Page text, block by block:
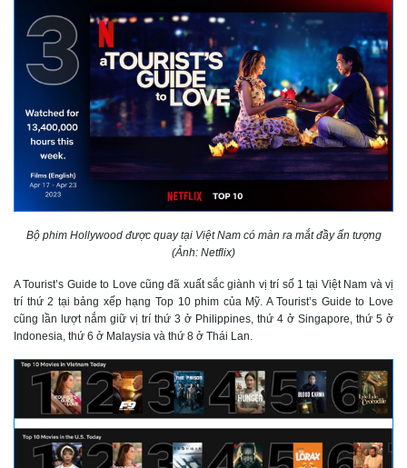
Bộ phim Hollywood được quay tại Việt Nam có màn ra mắt đầy ấn tượng
(Ảnh: Netflix)
A Tourist’s Guide to Love cũng đã xuất sắc giành vị trí số 1 tại Việt Nam và vị
trí thứ 2 tại bảng xếp hạng Top 10 phim của Mỹ. A Tourist’s Guide to Love
cũng lần lượt nắm giữ vị trí thứ 3 ở Philippines, thứ 4 ở Singapore, thứ 5 ở
Indonesia, thứ 6 ở Malaysia và thứ 8 ở Thái Lan.